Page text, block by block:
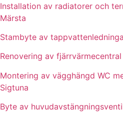
Installation av radiatorer och
Märsta
Stambyte av
Renovering av
Montering av vägghängd WC
Sigtuna
Byte av